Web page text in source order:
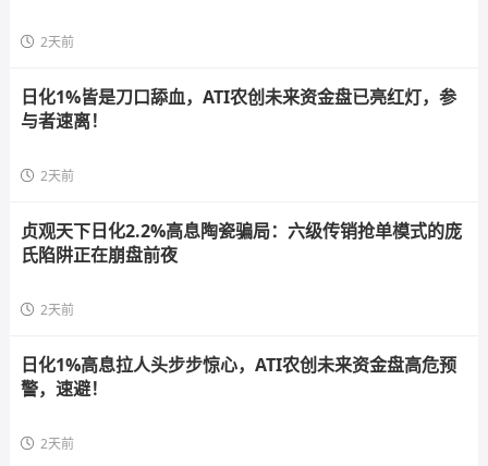
2天前
日化1%皆是刀口舔血，ATI农创未来资金盘已亮红灯，参
与者速离！
2天前
贞观天下日化2.2%高息陶瓷骗局：六级传销抢单模式的庞
氏陷阱正在崩盘前夜
2天前
日化1%高息拉人头步步惊心，ATI农创未来资金盘高危预
警，速避！
2天前